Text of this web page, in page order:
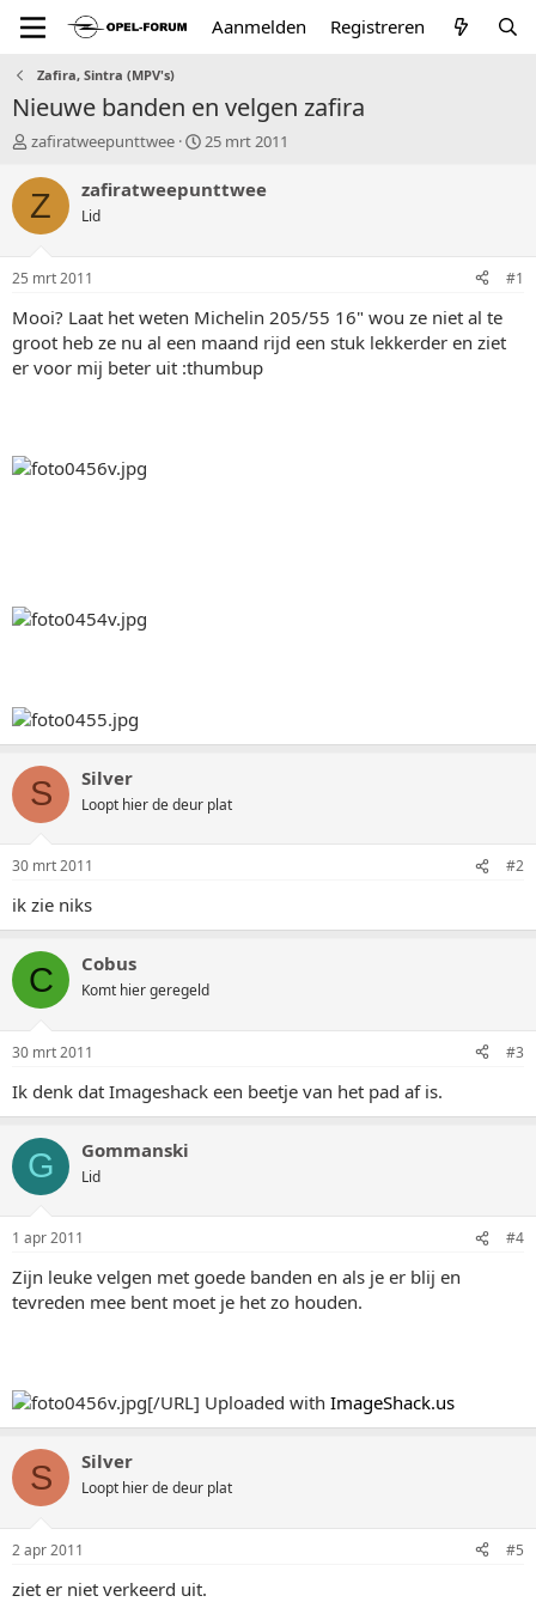
Aanmelden Registreren
Zafira, Sintra (MPV's)
Nieuwe banden en velgen zafira
T
p
i
a
r
e
r
zafiratweepunttwee
S
a
u
25 mrt 2011
Z zafiratweepunttwee
Lid
25 mrt 2011 #1
Mooi? Laat het weten Michelin 205/55 16" wou ze niet al te
groot heb ze nu al een maand rijd een stuk lekkerder en ziet
er voor mij beter uit :thumbup
S Silver
Loopt hier de deur plat
30 mrt 2011 #2
ik zie niks
C Cobus
Komt hier geregeld
30 mrt 2011 #3
Ik denk dat Imageshack een beetje van het pad af is.
G Gommanski
Lid
1 apr 2011 #4
Zijn leuke velgen met goede banden en als je er blij en
tevreden mee bent moet je het zo houden.
[/URL] Uploaded with ImageShack.us
S Silver
Loopt hier de deur plat
2 apr 2011 #5
ziet er niet verkeerd uit.